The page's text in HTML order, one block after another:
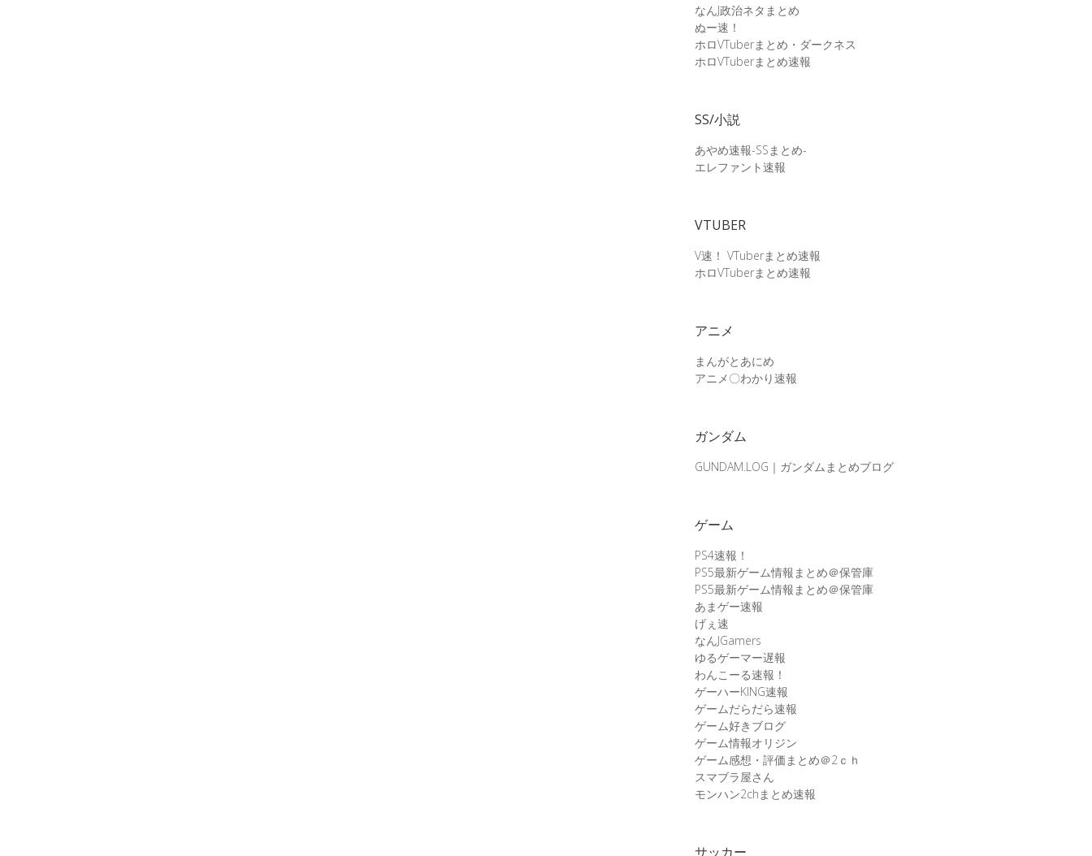
なんJ政治ネタまとめ
ぬー速！
ホロVTuberまとめ・ダークネス
ホロVTuberまとめ速報
SS/小説
あやめ速報-SSまとめ-
エレファント速報
VTUBER
V速！ VTuberまとめ速報
ホロVTuberまとめ速報
アニメ
まんがとあにめ
アニメ〇わかり速報
ガンダム
GUNDAM.LOG｜ガンダムまとめブログ
ゲーム
PS4速報！
PS5最新ゲーム情報まとめ＠保管庫
PS5最新ゲーム情報まとめ＠保管庫
あまゲー速報
げぇ速
なんJGamers
ゆるゲーマー遅報
わんこーる速報！
ゲーハーKING速報
ゲームだらだら速報
ゲーム好きブログ
ゲーム情報オリジン
ゲーム感想・評価まとめ＠2ｃｈ
スマブラ屋さん
モンハン2chまとめ速報
サッカー